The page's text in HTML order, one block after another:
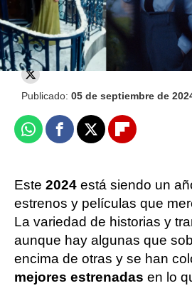
Objetivo TV
Publicado: 05 de septiembre de
WhatsappFacebook
X Flipboard
Este 2024 está siendo un
estrenos y películas que
La variedad de historias y
aunque hay algunas que
encima de otras y se han
mejores estrenadas en lo